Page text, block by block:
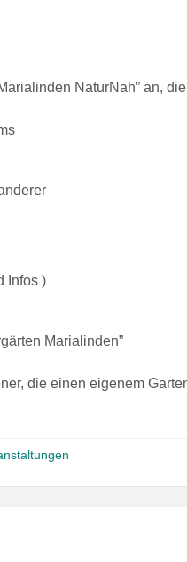
NaturNah” an,
Infos )
Marialinden”
die einen eigenem